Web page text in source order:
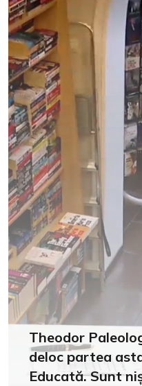
Theodor
deloc partea
Educată. Sunt